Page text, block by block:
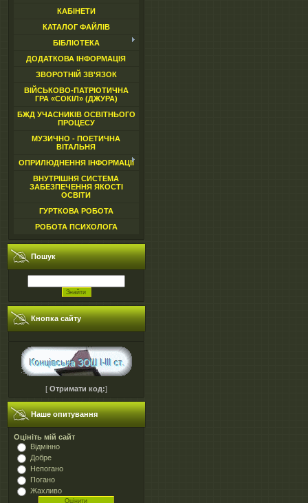
КАБІНЕТИ
КАТАЛОГ ФАЙЛІВ
БІБЛІОТЕКА
ДОДАТКОВА ІНФОРМАЦІЯ
ЗВОРОТНІЙ ЗВ'ЯЗОК
ВІЙСЬКОВО-ПАТРІОТИЧНА
ГРА «СОКІЛ» (ДЖУРА)
БЖД УЧАСНИКІВ ОСВІТНЬОГО
ПРОЦЕСУ
МУЗИЧНО - ПОЕТИЧНА
ВІТАЛЬНЯ
ОПРИЛЮДНЕННЯ ІНФОРМАЦІЇ
ВНУТРІШНЯ СИСТЕМА
ЗАБЕЗПЕЧЕННЯ ЯКОСТІ
ОСВІТИ
ГУРТКОВА РОБОТА
РОБОТА ПСИХОЛОГА
Пошук
Кнопка сайту
[ Отримати код:]
Наше опитування
Оцініть мій сайт
Відмінно
Добре
Непогано
Погано
Жахливо